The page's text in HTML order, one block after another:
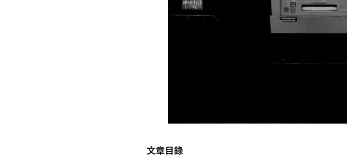
文章目錄